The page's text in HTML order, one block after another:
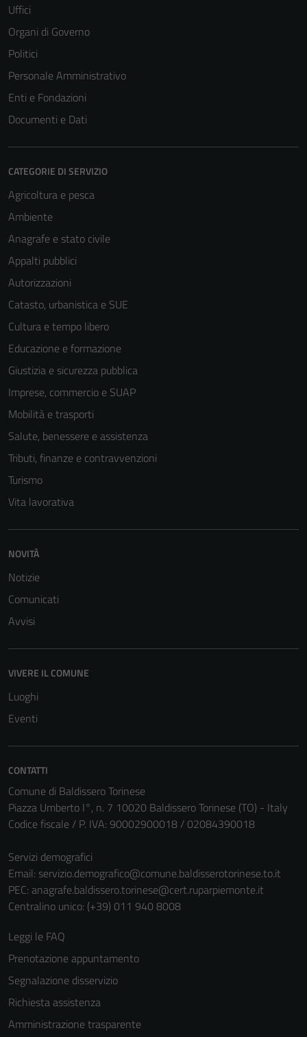
Uffici
Organi di Governo
Politici
Personale Amministrativo
Enti e Fondazioni
Documenti e Dati
CATEGORIE DI SERVIZIO
Agricoltura e pesca
Ambiente
Anagrafe e stato civile
Appalti pubblici
Autorizzazioni
Catasto, urbanistica e SUE
Cultura e tempo libero
Educazione e formazione
Giustizia e sicurezza pubblica
Imprese, commercio e SUAP
Mobilità e trasporti
Salute, benessere e assistenza
Tributi, finanze e contravvenzioni
Turismo
Vita lavorativa
NOVITÀ
Notizie
Comunicati
Avvisi
VIVERE IL COMUNE
Luoghi
Eventi
CONTATTI
Comune di Baldissero Torinese
Piazza Umberto I°, n. 7 10020 Baldissero Torinese (TO) - Italy
Codice fiscale / P. IVA: 90002900018 / 02084390018
Servizi demografici
Email: servizio.demografico@comune.baldisserotorinese.to.it
PEC: anagrafe.baldissero.torinese@cert.ruparpiemonte.it
Centralino unico: (+39) 011 940 8008
Leggi le FAQ
Prenotazione appuntamento
Segnalazione disservizio
Richiesta assistenza
Amministrazione trasparente